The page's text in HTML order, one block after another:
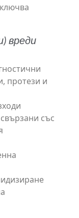
вреди
протези и
със